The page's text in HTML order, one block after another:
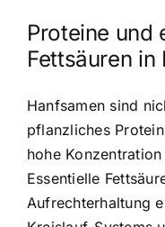
Proteine und
Fettsäuren in
Hanfsamen sind
pflanzliches
hohe
Essentielle
Aufrechterhaltung